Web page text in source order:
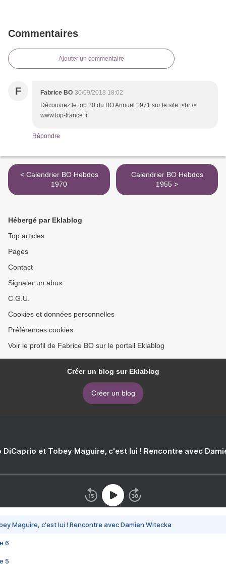
Commentaires
Ajouter un commentaire
F Fabrice BO 30/09/2018 18:02
Découvrez le top 20 du BO Annuel 1971 sur le site :<br />
www.top-france.fr
Répondre
< Calendrier BO Hebdos
1970
Calendrier BO Hebdos
1955 >
Hébergé par Eklablog
Top articles
Pages
Contact
Signaler un abus
C.G.U.
Cookies et données personnelles
Préférences cookies
Voir le profil de Fabrice BO sur le portail Eklablog
Créer un blog sur Eklablog
Créer un blog
DiCaprio et Tobey Maguire, c'est lui ! Rencontre avec
Maguire, c'est lui ! Rencontre avec Damien Witecka
6
5